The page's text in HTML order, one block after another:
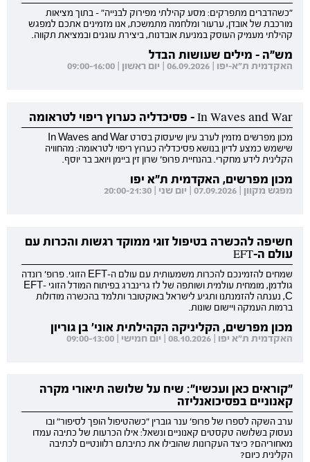
"כשהדברים מתפרקים: מסע קהילתי מפירוק לבנייה" - בתוך מציאות
מורכבת של אובדן, ערעור ומלחמה מתמשכת, אנו מזמינים אתכם למפגש
קהילתי מעמיק העוסק במניעת אובדנות, ביצירת עוגנים ובמציאת תקווה.
מש"ה - מילים שעושות הבדל
האקדמית ת"א-יפו | 06.09.2026 | יום ראשון | 09:00-16:00
In Waves and War - פסיכדליה כערוץ ריפוי לטראומה
מכון מפרשים מזמין לערב עיון שיעסוק בסרט In Waves and War
שישמש כמצע לדיון בנושא פסיכדליה כערוץ ריפוי לטראומה: מהחוויה
הקלינית לידע מחקרי. בהנחיית פרופ' שרון זין ביימן ויואב בר יוסף.
מכון מפרשים, האקדמית ת"א יפו
מפגש מקוון | 07.09.2026 | יום שני | 20:00-21:30
חשיפה להכשרה בטיפול זוגי ממוקד רגשות והכרות עם
עולם ה-EFT
שמחים להזמינכם להכרות משמעותית עם עולם ה-EFT הזוגי. פרופ' רונדה
גולדמן, מומחית עולמית ושותפה של לז גרינברג בפיתוח המודל הזוגי EFT-
C, נענתה להזמנתנו ותגיע לישראל באוקטובר ותלמד בהכשרה מודולות
ברמות העמקה ויישום שונות.
מכון מפרשים, הקליניקה הקהילתית אוני' בן גוריון
האקדמית ת"א יפו | 08.10.2026 | יום חמישי | 09:00-13:00
"קוראים כאן ועכשיו": שיח על שלושה תיאורי מקרה
קאנוניים בפסיכואנליזה
ערב השקה לספרו של פרופ' ענר גוברין "כשהטיפול הופך לסיפור" ובו
נעסוק בשלושה טקסטים קאנוניים ונשאל: אילו הכרעות של כתיבה עמדו
מאחוריהם? כיצד העקרונות שהובילו את כתיבתם רלוונטיים לכתיבה
הקלינית כיום?